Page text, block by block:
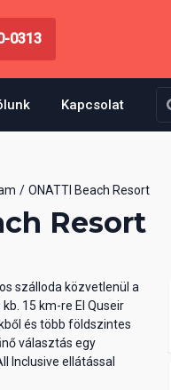
0313
Kapcsolat
ONATTI Beach Resort
Resort
szálloda közvetlenül a
15 km-re El Quseir
és több földszintes
választás egy
Inclusive ellátással